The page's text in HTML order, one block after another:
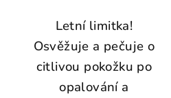
Letní limitka!
Osvěžuje a pečuje o
citlivou pokožku po
opalování a